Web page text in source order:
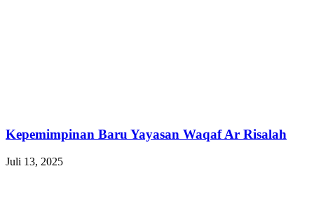
Kepemimpinan Baru Yayasan Waqaf Ar Risalah
Juli 13, 2025